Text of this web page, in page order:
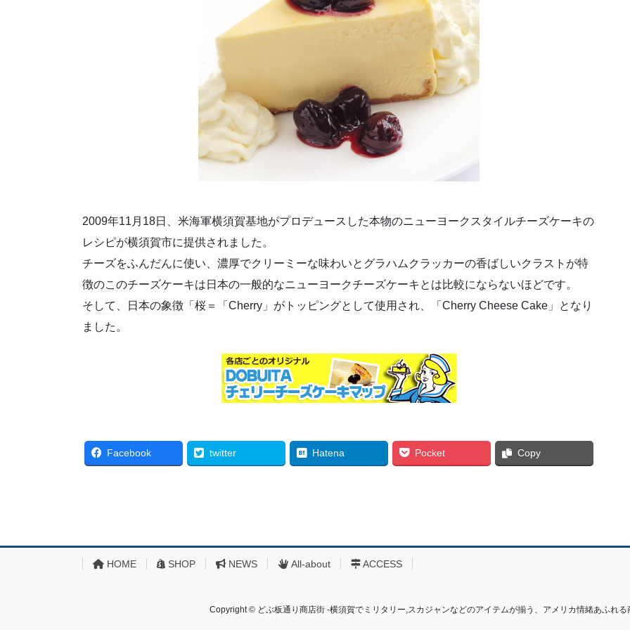
2009年11月18日、米海軍横須賀基地がプロデュースした本物のニューヨークスタイルチーズケーキの
レシピが横須賀市に提供されました。
チーズをふんだんに使い、濃厚でクリーミーな味わいとグラハムクラッカーの香ばしいクラストが特
徴のこのチーズケーキは日本の一般的なニューヨークチーズケーキとは比較にならないほどです。
そして、日本の象徴「桜＝「Cherry」がトッピングとして使用され、「Cherry Cheese Cake」となり
ました。
Facebook twitter Hatena Pocket Copy
HOME SHOP NEWS All-about ACCESS
Copyright © どぶ板通り商店街 ‐横須賀でミリタリー,スカジャンなどのアイテムが揃う、アメリカ情緒あふれる